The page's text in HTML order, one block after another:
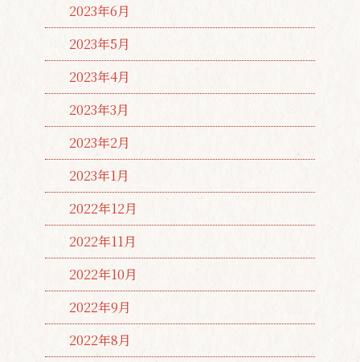
2023年6月
2023年5月
2023年4月
2023年3月
2023年2月
2023年1月
2022年12月
2022年11月
2022年10月
2022年9月
2022年8月